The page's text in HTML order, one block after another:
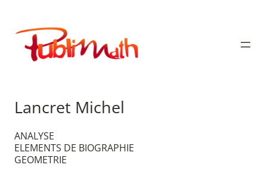
contenu
Publimath
Lancret Michel
ANALYSE
ELEMENTS DE BIOGRAPHIE
GEOMETRIE